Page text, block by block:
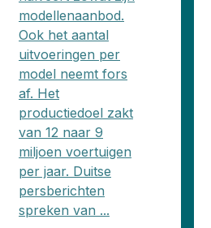
modellenaanbod.
Ook het aantal
uitvoeringen per
model neemt fors
af. Het
productiedoel zakt
van 12 naar 9
miljoen voertuigen
per jaar. Duitse
persberichten
spreken van ...